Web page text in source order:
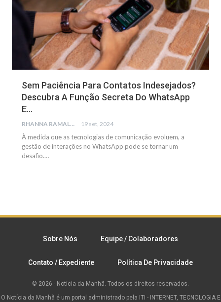
Sem Paciência Para Contatos Indesejados?
Descubra A Função Secreta Do WhatsApp
E…
RHANNA RAMALHO 19 set, 2024
À medida que as tecnologias de comunicação evoluem, a
gestão de interações no WhatsApp pode se tornar um
desafio.…
Sobre Nós Equipe / Colaboradores
Contato / Expediente Política De Privacidade
© 2026 - Notícia da Manhã. Todos os direitos reservados.
O Notícia da Manhã é um portal administrado pela ITI - INTERNET, TECNOLOGIA E